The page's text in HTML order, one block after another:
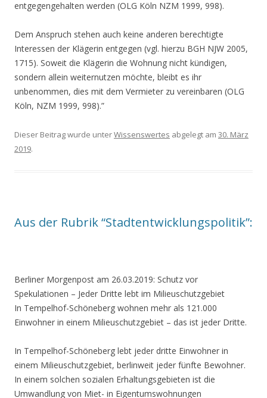
entgegengehalten werden (OLG Köln NZM 1999, 998).
Dem Anspruch stehen auch keine anderen berechtigte
Interessen der Klägerin entgegen (vgl. hierzu BGH NJW 2005,
1715). Soweit die Klägerin die Wohnung nicht kündigen,
sondern allein weiternutzen möchte, bleibt es ihr
unbenommen, dies mit dem Vermieter zu vereinbaren (OLG
Köln, NZM 1999, 998).”
Dieser Beitrag wurde unterWissenswertes abgelegt am 30. März
2019.
Aus der Rubrik “Stadtentwicklungspolitik”:
Berliner Morgenpost am 26.03.2019: Schutz vor
Spekulationen – Jeder Dritte lebt im Milieuschutzgebiet
In Tempelhof-Schöneberg wohnen mehr als 121.000
Einwohner in einem Milieuschutzgebiet – das ist jeder Dritte.
In Tempelhof-Schöneberg lebt jeder dritte Einwohner in
einem Milieuschutzgebiet, berlinweit jeder fünfte Bewohner.
In einem solchen sozialen Erhaltungsgebieten ist die
Umwandlung von Miet- in Eigentumswohnungen